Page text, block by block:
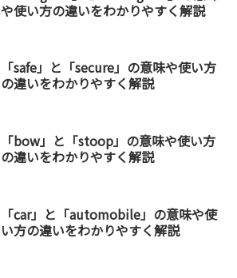
や使い方の違いをわかりやすく解説
「safe」と「secure」の意味や使い方
の違いをわかりやすく解説
「bow」と「stoop」の意味や使い方
の違いをわかりやすく解説
「car」と「automobile」の意味や使
い方の違いをわかりやすく解説